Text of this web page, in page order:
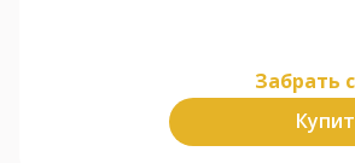
Забрать